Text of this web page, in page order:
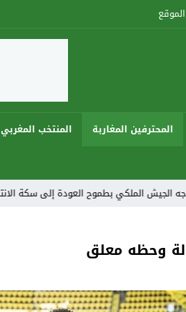
المحترفين المغاربة المنتخب المغربي
بطموح العودة إلى سكة الانتصارات
وحظه معلق